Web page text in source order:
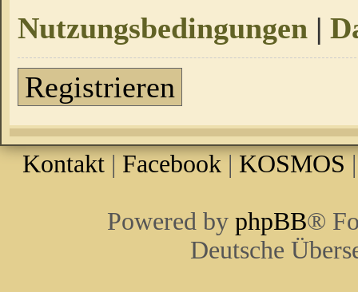
Nutzungsbedingungen |
Registrieren
Kontakt | Facebook | KOSMOS
Powered by phpBB®
Deutsche